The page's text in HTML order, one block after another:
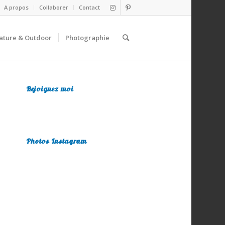
A propos Collaborer Contact
& Outdoor Photographie
Rejoignez moi
Photos Instagram